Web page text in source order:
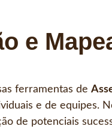
e
ferramentas de
e de equipes.
de potenciais